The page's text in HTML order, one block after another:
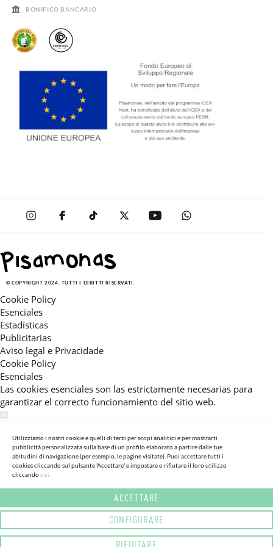
BONIFICO BANCARIO
© COPYRIGHT 2024. TUTTI I DIRITTI RISERVATI.
Cookie Policy
Esenciales
Estadísticas
Publicitarias
Aviso legal e Privacidade
Cookie Policy
Esenciales
Las cookies esenciales son las estrictamente necesarias para
garantizar el correcto funcionamiento del sitio web.
Estas cookies nos permiten ofrecerle una experiencia en el sitio
adaptada a su navegación (recomendaciones de producto
personalizadas, énfasis en categorías frecuentemente
consultadas, etc).Al activar esta cookie, nos ayuda a mejorar aún
más su experiencia.
Publicitarias
Estas cookies permiten a nuestros socios publicitarios enviarle
mensajes específicos y personalizados.
Utilizziamo i nostri cookie e quelli di terzi per scopi analitici e per mostrarti
pubblicità personalizzata sulla base di un profilo elaborato a partire dalle tue
abitudini di navigazione (per esempio, le pagine visitate). Puoi accettare tutti i
cookies cliccando sul pulsante 'Accettare' e impostare o rifiutare il loro utilizzo
cliccandoqui.
ACCETTARE
CONFIGURARE
RIFIUTARE